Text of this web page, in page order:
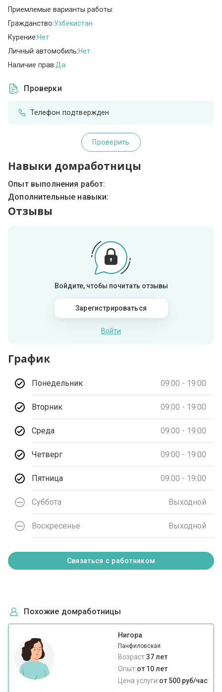
Приемлемые варианты работы:
Гражданство:Узбекистан
Курение:Нет
Личный автомобиль:Нет
Наличие прав:Да
Проверки
Телефон подтвержден
Проверить
Навыки домработницы
Опыт выполнения работ:
Дополнительные навыки:
Отзывы
Войдите, чтобы почитать отзывы
Зарегистрироваться
Войти
График
Понедельник 09:00 - 19:00
Вторник 09:00 - 19:00
Среда 09:00 - 19:00
Четверг 09:00 - 19:00
Пятница 09:00 - 19:00
Суббота Выходной
Воскресенье Выходной
Связаться с работником
Похожие домработницы
Нигора
Панфиловская
Возраст:37 лет
Опыт:от 10 лет
Цена услуги:от 500 руб/час